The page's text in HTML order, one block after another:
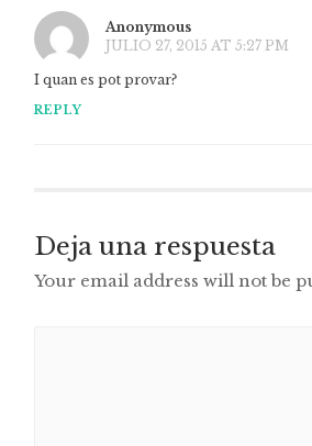
Anonymous
JULIO 27, 2015 AT 5:27 PM
I quan es pot provar?
REPLY
Deja una respuesta
Your email address will not be